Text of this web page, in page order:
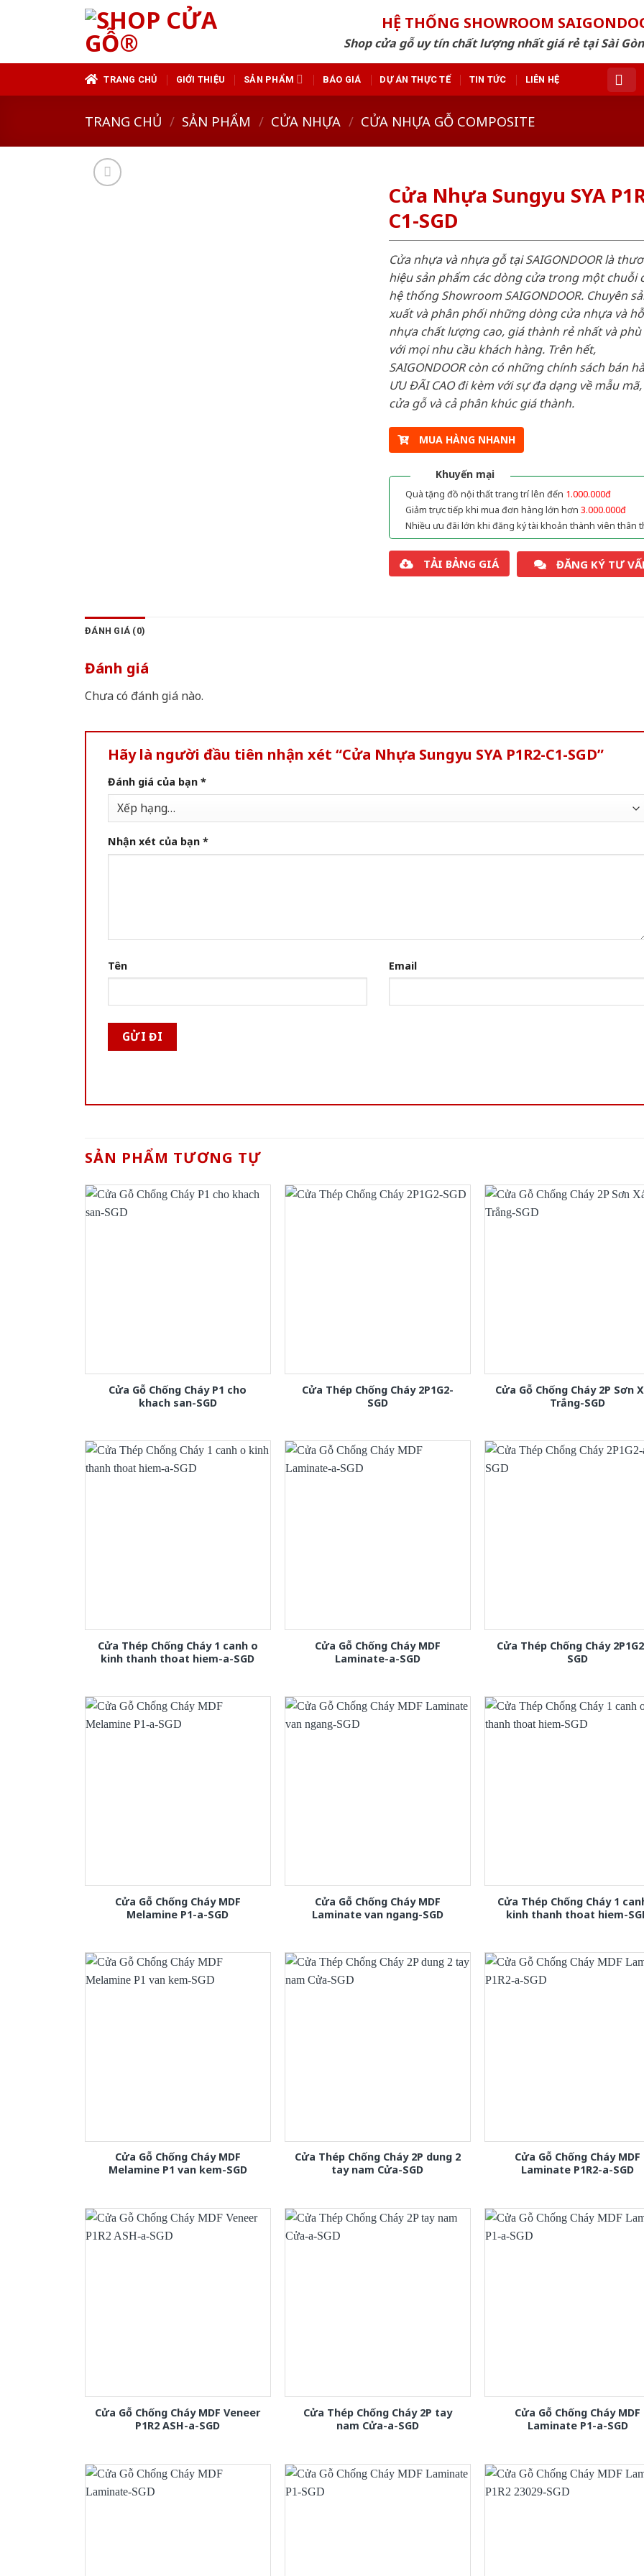
HỆ THỐNG SHOWROOM
Shop cửa gỗ uy tín chất lượng nhất giá rẻ tại Sài
TRANG CHỦ GIỚI THIỆU SẢN PHẨM BÁO GIÁ DỰ ÁN THỰC TẾ TIN TỨC LIÊN HỆ
TRANG CHỦ / SẢN PHẨM / CỬA NHỰA / CỬA NHỰA GỖ COMPOSITE
Cửa Nhựa Sungyu SYA
C1-SGD
Cửa nhựa và nhựa gỗ tại SAIGONDOOR là
hiệu sản phẩm các dòng cửa trong một chuỗi
hệ thống Showroom SAIGONDOOR. Chuyên
xuất và phân phối những dòng cửa nhựa và
nhựa chất lượng cao, giá thành rẻ nhất và
với mọi nhu cầu khách hàng. Trên hết,
SAIGONDOOR còn có những chính sách bán
ƯU ĐÃI CAO đi kèm với sự đa dạng về mẫu
cửa gỗ và cả phân khúc giá thành.
MUA HÀNG NHANH
Khuyến mại
Quà tặng đồ nội thất trang trí lên đến 1.000.000đ
Giảm trực tiếp khi mua đơn hàng lớn hơn 3.000.000đ
Nhiều ưu đãi lớn khi đăng ký tài khoản thành viên thân
TẢI BẢNG GIÁ ĐĂNG KÝ TƯ
ĐÁNH GIÁ (0)
Đánh giá
Chưa có đánh giá nào.
Hãy là người đầu tiên nhận xét “Cửa Nhựa Sungyu SYA P1R2-C1-SGD”
Đánh giá của bạn *
Nhận xét của bạn *
Tên Email
SẢN PHẨM TƯƠNG TỰ
Cửa Gỗ Chống Cháy P1 cho
khach san-SGD
Cửa Thép Chống Cháy 2P1G2-
SGD
Cửa Gỗ Chống Cháy 2P Sơn
Trắng-SGD
Cửa Thép Chống Cháy 1 canh o
kinh thanh thoat hiem-a-SGD
Cửa Gỗ Chống Cháy MDF
Laminate-a-SGD
Cửa Thép Chống Cháy
SGD
Cửa Gỗ Chống Cháy MDF
Melamine P1-a-SGD
Cửa Gỗ Chống Cháy MDF
Laminate van ngang-SGD
Cửa Thép Chống Cháy 1
kinh thanh thoat hiem-
Cửa Gỗ Chống Cháy MDF
Melamine P1 van kem-SGD
Cửa Thép Chống Cháy 2P dung 2
tay nam Cửa-SGD
Cửa Gỗ Chống Cháy MDF
Laminate P1R2-a-SGD
Cửa Gỗ Chống Cháy MDF Veneer
P1R2 ASH-a-SGD
Cửa Thép Chống Cháy 2P tay
nam Cửa-a-SGD
Cửa Gỗ Chống Cháy MDF
Laminate P1-a-SGD